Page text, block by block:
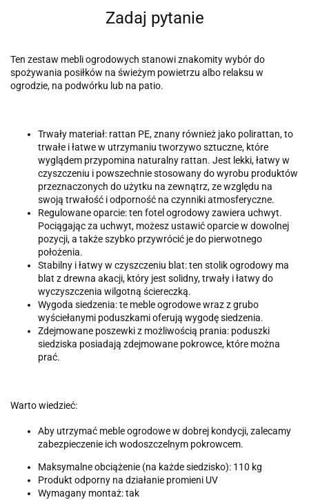
Zadaj pytanie
Ten zestaw mebli ogrodowych stanowi znakomity wybór do
spożywania posiłków na świeżym powietrzu albo relaksu w
ogrodzie, na podwórku lub na patio.
Trwały materiał: rattan PE, znany również jako polirattan, to
trwałe i łatwe w utrzymaniu tworzywo sztuczne, które
wyglądem przypomina naturalny rattan. Jest lekki, łatwy w
czyszczeniu i powszechnie stosowany do wyrobu produktów
przeznaczonych do użytku na zewnątrz, ze względu na
swoją trwałość i odporność na czynniki atmosferyczne.
Regulowane oparcie: ten fotel ogrodowy zawiera uchwyt.
Pociągając za uchwyt, możesz ustawić oparcie w dowolnej
pozycji, a także szybko przywrócić je do pierwotnego
położenia.
Stabilny i łatwy w czyszczeniu blat: ten stolik ogrodowy ma
blat z drewna akacji, który jest solidny, trwały i łatwy do
wyczyszczenia wilgotną ściereczką.
Wygoda siedzenia: te meble ogrodowe wraz z grubo
wyściełanymi poduszkami oferują wygodę siedzenia.
Zdejmowane poszewki z możliwością prania: poduszki
siedziska posiadają zdejmowane pokrowce, które można
prać.
Warto wiedzieć:
Aby utrzymać meble ogrodowe w dobrej kondycji, zalecamy
zabezpieczenie ich wodoszczelnym pokrowcem.
Maksymalne obciążenie (na każde siedzisko): 110 kg
Produkt odporny na działanie promieni UV
Wymagany montaż: tak